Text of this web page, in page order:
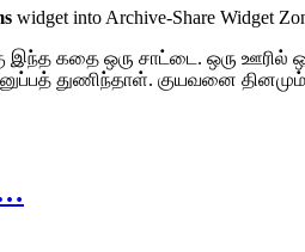
widget into Archive-Share Widget
கதை ஒரு சாட்டை. ஒரு ஊரில்
துணிந்தாள். குயவனை